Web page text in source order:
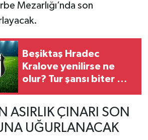
Mezarlığı’nda son
Beşiktaş Hradec
Kralove yenilirse ne
olur? Tur şansı biter mi?
ASIRLIK ÇINARI SON
UĞURLANACAK